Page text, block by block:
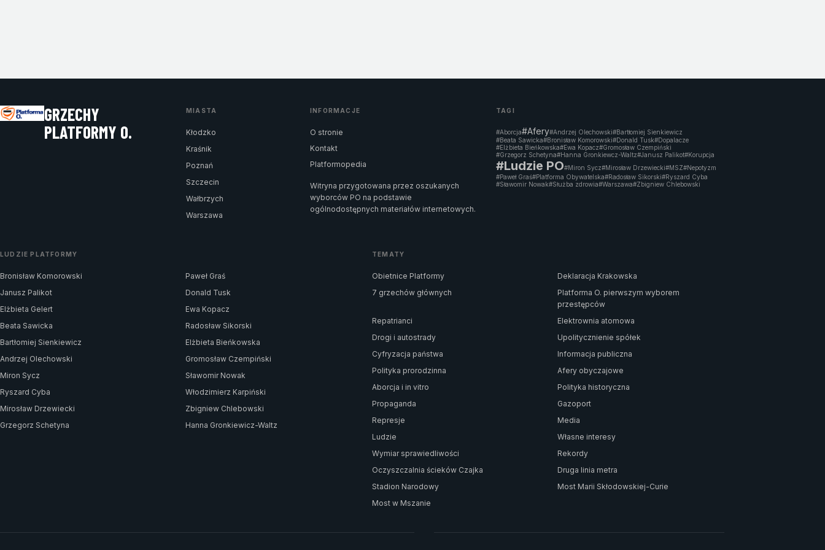
GRZECHY
PLATFORMY O.
MIASTA
Kłodzko
Kraśnik
Poznań
Szczecin
Wałbrzych
Warszawa
LUDZIE PLATFORMY
Bronisław Komorowski
Paweł Graś
Janusz Palikot
Donald Tusk
Elżbieta Gelert
Ewa Kopacz
Beata Sawicka
Radosław Sikorski
Bartłomiej Sienkiewicz
Elżbieta Bieńkowska
Andrzej Olechowski
Gromosław Czempiński
Miron Sycz
Sławomir Nowak
Ryszard Cyba
Włodzimierz Karpiński
Mirosław Drzewiecki
Zbigniew Chlebowski
Grzegorz Schetyna
Hanna Gronkiewicz-Waltz
TEMATY
Obietnice Platformy
Deklaracja Krakowska
7 grzechów głównych
Platforma O. pierwszym wyborem
przestępców
Repatrianci
Elektrownia atomowa
Drogi i autostrady
Upolitycznienie spółek
Cyfryzacja państwa
Informacja publiczna
Polityka prorodzinna
Afery obyczajowe
Aborcja i in vitro
Polityka historyczna
Propaganda
Gazoport
Represje
Media
Ludzie
Własne interesy
Wymiar sprawiedliwości
Rekordy
Oczyszczalnia ścieków Czajka
Druga linia metra
Stadion Narodowy
Most Marii Skłodowskiej-Curie
Most w Mszanie
INFORMACJE
O stronie
Kontakt
Platformopedia
Witryna przygotowana przez oszukanych
wyborców PO na podstawie
ogólnodostępnych materiałów internetowych.
TAGI
#Aborcja#Afery#Andrzej Olechowski#Bartłomiej Sienkiewicz
#Beata Sawicka#Bronisław Komorowski#Donald Tusk#Dopalacze
#Elżbieta Bieńkowska#Ewa Kopacz#Gromosław Czempiński
#Grzegorz Schetyna#Hanna Gronkiewcz-Waltz#Janusz Palikot#Korupcja
#Ludzie PO#Miron Sycz#Mirosław Drzewiecki#MSZ#Nepotyzm
#Paweł Graś#Platforma Obywatelska#Radosław Sikorski#Ryszard Cyba
#Sławomir Nowak#Służba zdrowia#Warszawa#Zbigniew Chlebowski